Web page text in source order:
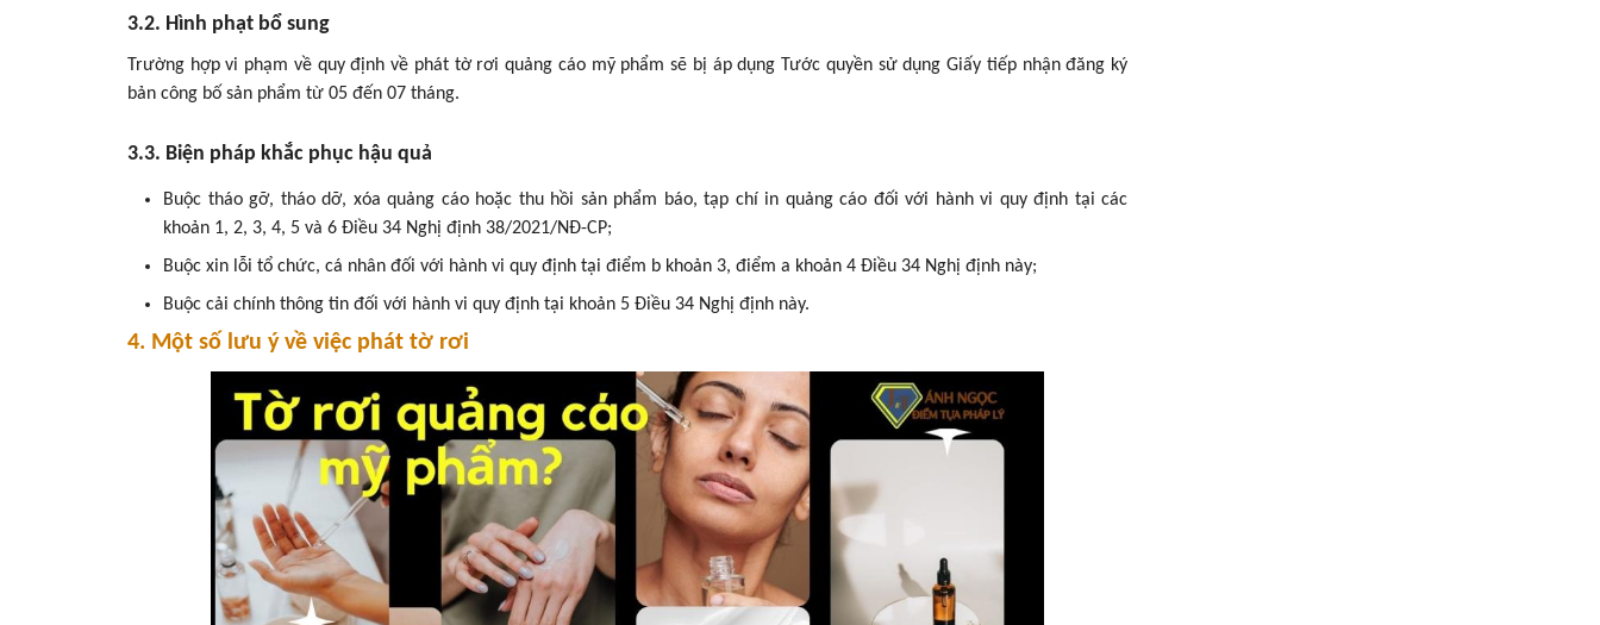
3.2. Hình phạt bổ sung
Trường hợp vi phạm về quy định về phát tờ rơi quảng cáo mỹ phẩm sẽ bị áp dụng Tước quyền sử dụng Giấy tiếp nhận đăng ký
bản công bố sản phẩm từ 05 đến 07 tháng.
3.3. Biện pháp khắc phục hậu quả
Buộc tháo gỡ, tháo dỡ, xóa quảng cáo hoặc thu hồi sản phẩm báo, tạp chí in quảng cáo đối với hành vi quy định tại các
khoản 1, 2, 3, 4, 5 và 6 Điều 34 Nghị định 38/2021/NĐ-CP;
Buộc xin lỗi tổ chức, cá nhân đối với hành vi quy định tại điểm b khoản 3, điểm a khoản 4 Điều 34 Nghị định này;
Buộc cải chính thông tin đối với hành vi quy định tại khoản 5 Điều 34 Nghị định này.
4. Một số lưu ý về việc phát tờ rơi